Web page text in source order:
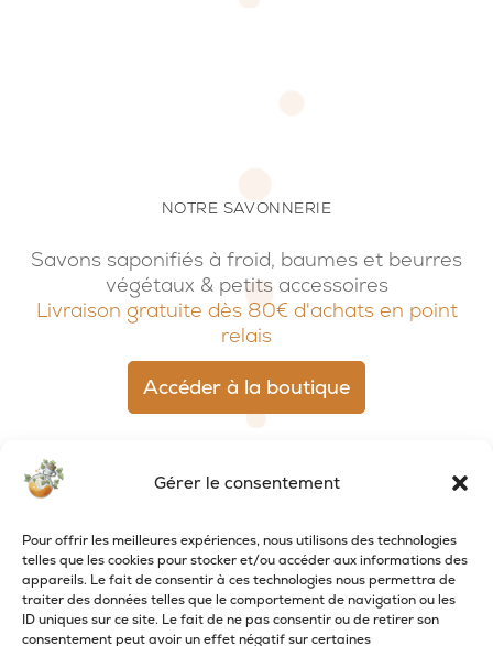
Gérer le consentement
Pour offrir les meilleures expériences, nous utilisons des technologies
telles que les cookies pour stocker et/ou accéder aux informations des
appareils. Le fait de consentir à ces technologies nous permettra de
traiter des données telles que le comportement de navigation ou les
ID uniques sur ce site. Le fait de ne pas consentir ou de retirer son
consentement peut avoir un effet négatif sur certaines
NOTRE SAVONNERIE
Savons saponifiés à froid, baumes et beurres
végétaux & petits accessoires
Livraison gratuite dès 80€ d'achats en point
relais
Accéder à la boutique